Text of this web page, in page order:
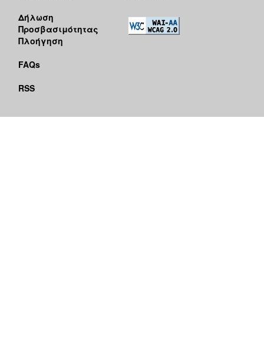
Δήλωση
Προσβασιμότητας
Πλοήγηση
FAQs
RSS